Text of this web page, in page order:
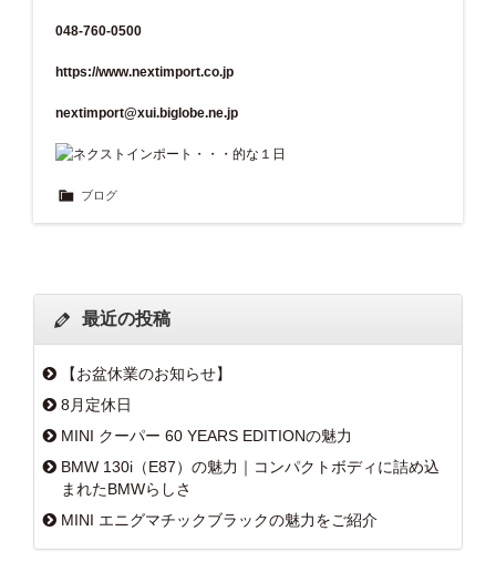
048-760-0500
https://www.nextimport.co.jp
nextimport@xui.biglobe.ne.jp
ブログ
最近の投稿
【お盆休業のお知らせ】
8月定休日
MINI クーパー 60 YEARS EDITIONの魅力
BMW 130i（E87）の魅力｜コンパクトボディに詰め込
まれたBMWらしさ
MINI エニグマチックブラックの魅力をご紹介